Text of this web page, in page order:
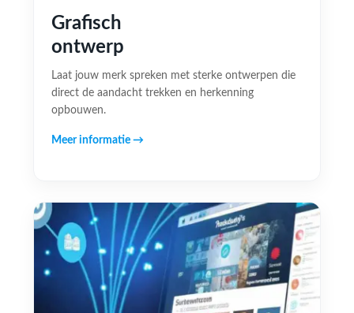
Grafisch
ontwerp
Laat jouw merk spreken met sterke ontwerpen die
direct de aandacht trekken en herkenning
opbouwen.
Meer informatie →